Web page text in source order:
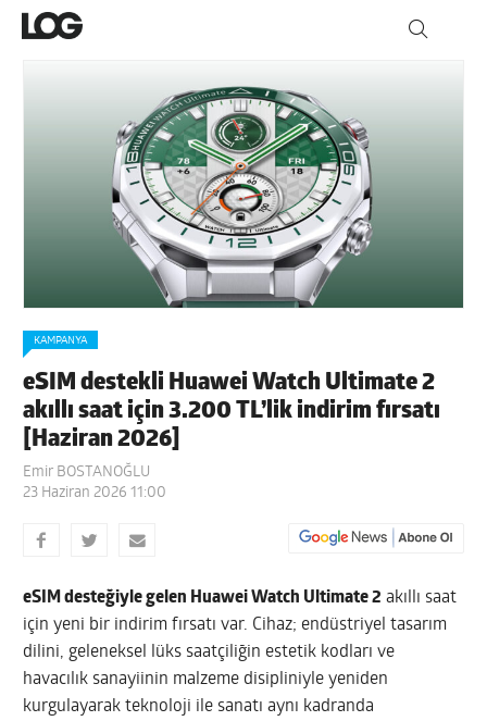
KAMPANYA
eSIM destekli Huawei Watch Ultimate 2
akıllı saat için 3.200 TL’lik indirim fırsatı
[Haziran 2026]
Emir BOSTANOĞLU
23 Haziran 2026 11:00
eSIM desteğiyle gelen Huawei Watch Ultimate 2 akıllı saat
için yeni bir indirim fırsatı var. Cihaz; endüstriyel tasarım
dilini, geleneksel lüks saatçiliğin estetik kodları ve
havacılık sanayiinin malzeme disipliniyle yeniden
kurgulayarak teknoloji ile sanatı aynı kadranda